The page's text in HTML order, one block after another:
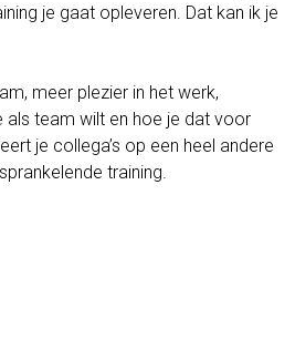
je gaat opleveren. Dat kan ik je
meer plezier in het werk,
als team wilt en hoe je dat voor
je collega’s op een heel andere
training.